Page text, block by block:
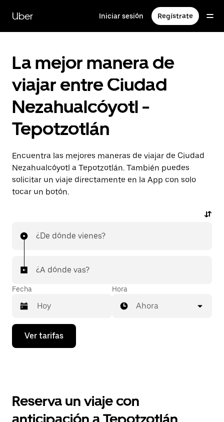
contenido
principal
Uber Iniciar sesión Regístrate
La mejor manera de
viajar entre Ciudad
Nezahualcóyotl -
Tepotzotlán
Encuentra las mejores maneras de viajar de Ciudad
Nezahualcóyotl a Tepotzotlán. También puedes
solicitar un viaje directamente en la App con solo
tocar un botón.
¿De dónde vienes?
¿A dónde vas?
Fecha
Presiona
flecha
el
y
Hora
Ahora
Ver tarifas
Reserva un viaje con